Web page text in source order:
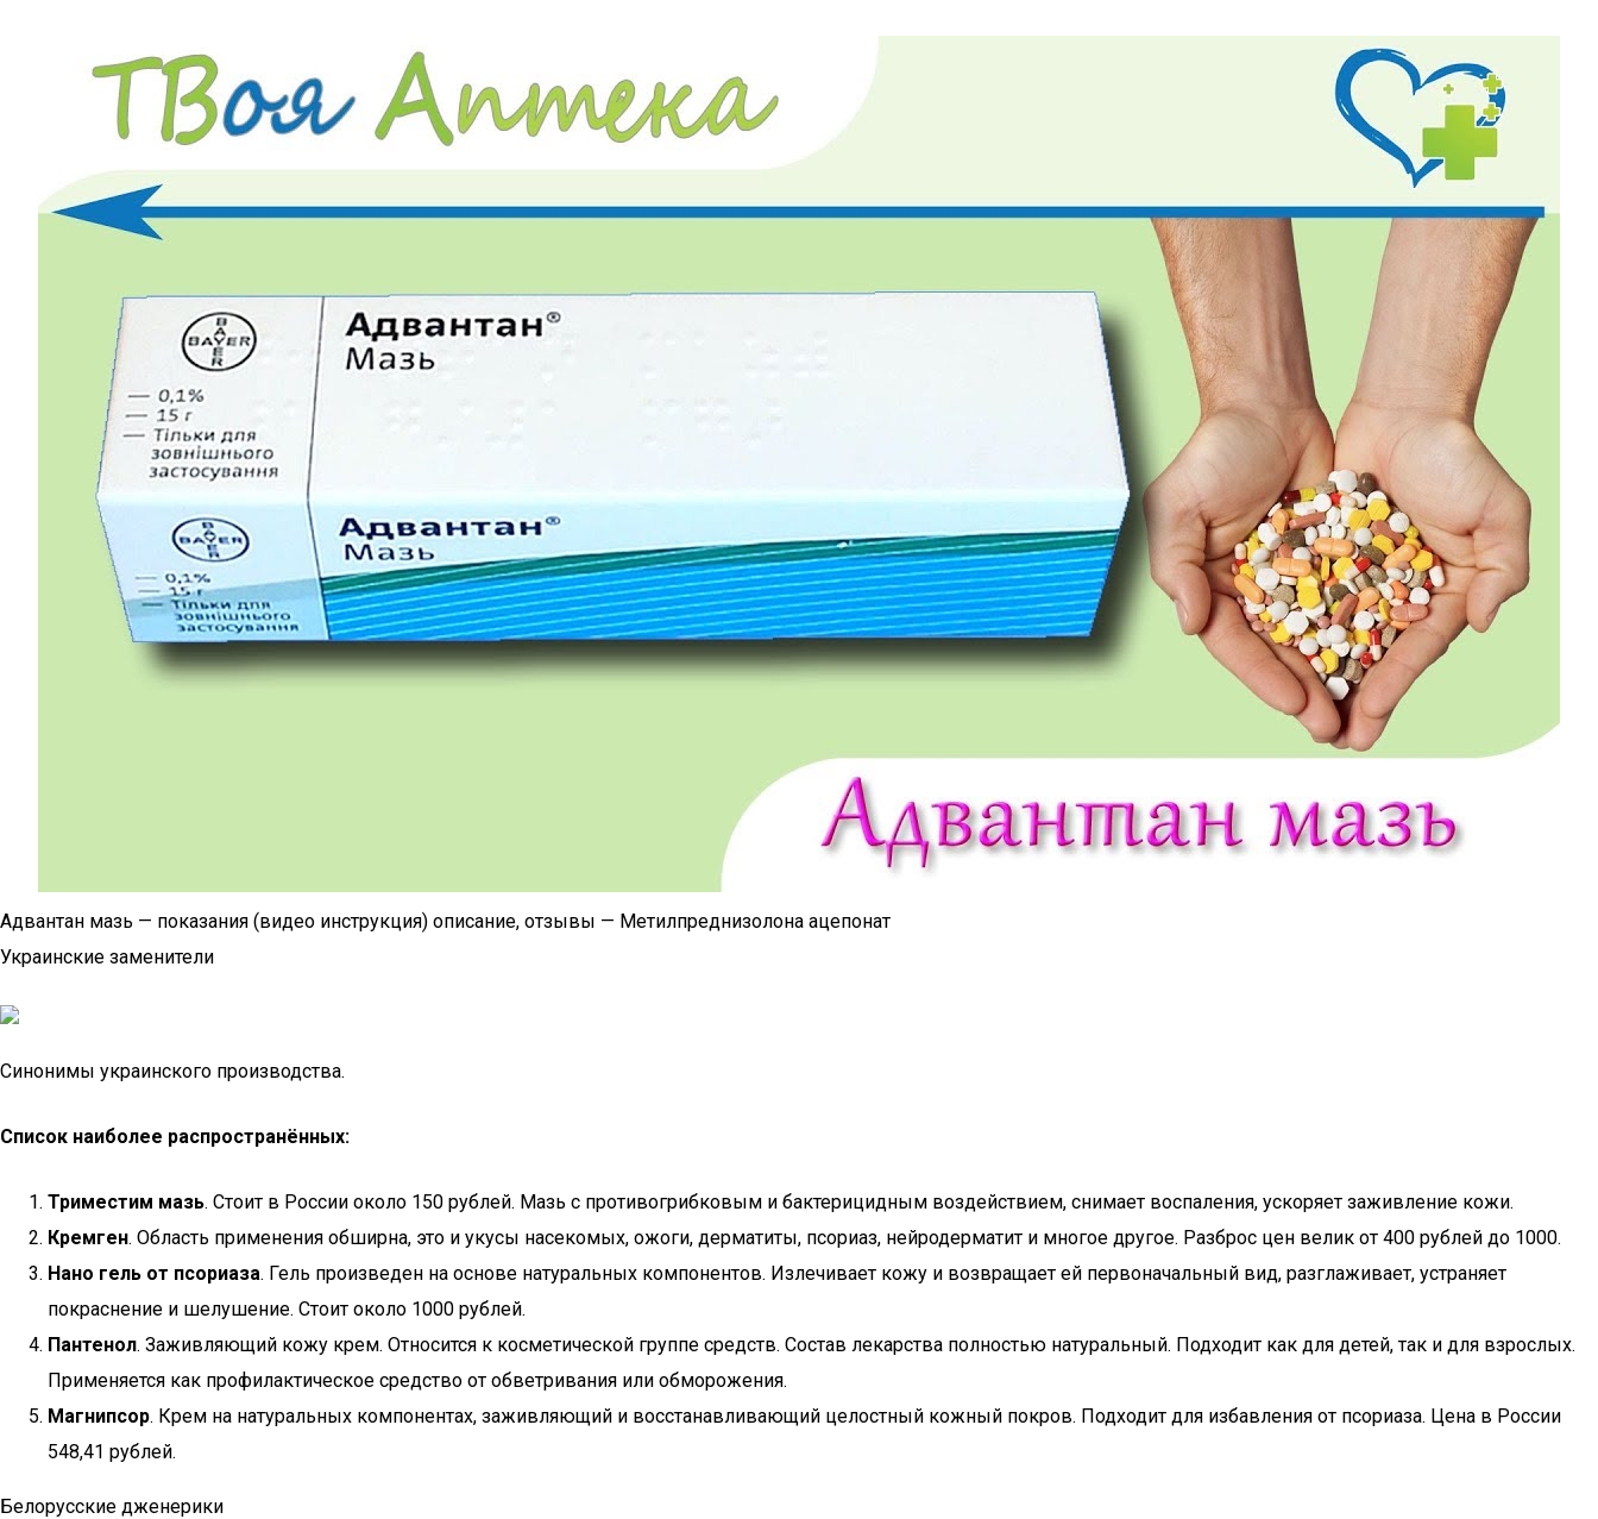
Адвантан мазь — показания (видео инструкция) описание, отзывы — Метилпреднизолона ацепонат
Украинские заменители
Синонимы украинского производства.
Список наиболее распространённых:
Триместим мазь. Стоит в России около 150 рублей. Мазь с противогрибковым и бактерицидным воздействием, снимает воспаления, ускоряет заживление кожи.
Кремген. Область применения обширна, это и укусы насекомых, ожоги, дерматиты, псориаз, нейродерматит и многое другое. Разброс цен велик от 400 рублей до 1000.
Нано гель от псориаза. Гель произведен на основе натуральных компонентов. Излечивает кожу и возвращает ей первоначальный вид, разглаживает, устраняет
покраснение и шелушение. Стоит около 1000 рублей.
Пантенол. Заживляющий кожу крем. Относится к косметической группе средств. Состав лекарства полностью натуральный. Подходит как для детей, так и для взрослых.
Применяется как профилактическое средство от обветривания или обморожения.
Магнипсор. Крем на натуральных компонентах, заживляющий и восстанавливающий целостный кожный покров. Подходит для избавления от псориаза. Цена в России
548,41 рублей.
Белорусские дженерики